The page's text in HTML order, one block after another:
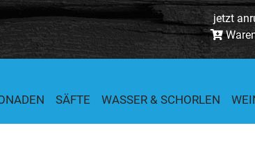
jetzt
SÄFTE WASSER & SCHORLEN